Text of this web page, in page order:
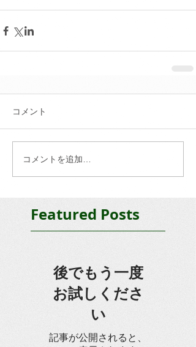
コメント
コメントを追加…
Featured Posts
後でもう一度
お試しくださ
い
記事が公開されると、